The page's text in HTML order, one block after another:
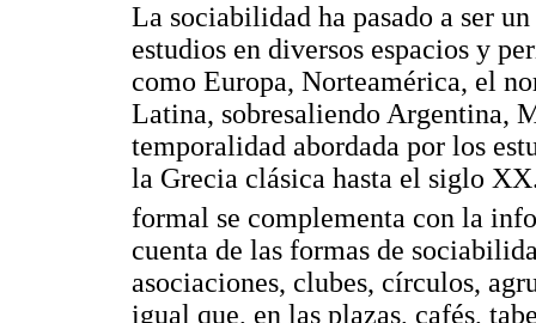
La sociabilidad ha pasado a ser
estudios en diversos espacios y
como Europa, Norteamérica, el
Latina, sobresaliendo Argentina,
temporalidad abordada por los
la Grecia clásica hasta el siglo
formal se complementa con la
cuenta de las formas de
asociaciones, clubes, círculos,
igual que, en las plazas, cafés,